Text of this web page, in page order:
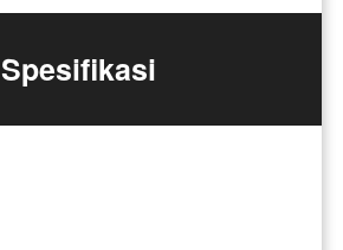
Spesifikasi